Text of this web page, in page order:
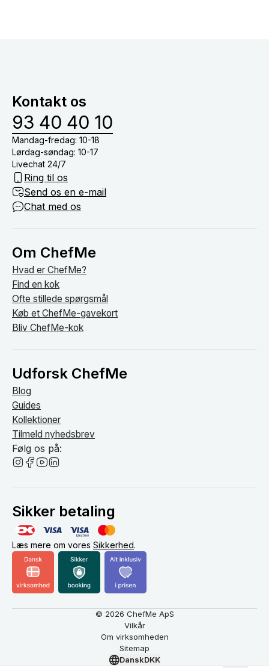
Kontakt os
93 40 40 10
Mandag-fredag: 10-18
Lørdag-søndag: 10-17
Livechat 24/7
Ring til os
Send os en e-mail
Chat med os
Om ChefMe
Hvad er ChefMe?
Find en kok
Ofte stillede spørgsmål
Køb et ChefMe-gavekort
Bliv ChefMe-kok
Udforsk ChefMe
Blog
Guides
Kollektioner
Tilmeld nyhedsbrev
Følg os på:
Sikker betaling
Læs mere om vores Sikkerhed.
© 2026 ChefMe ApS
Vilkår
Om virksomheden
Sitemap
DanskDKK